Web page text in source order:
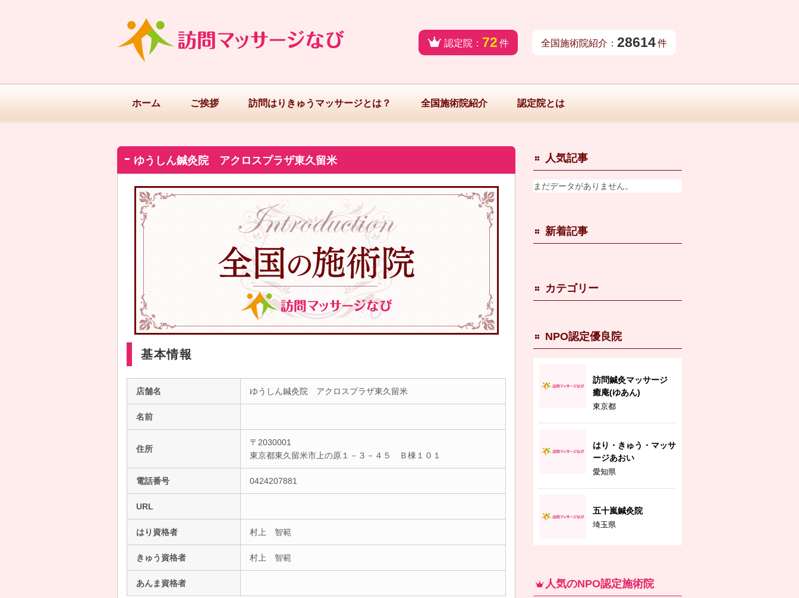
認定院： 72 件 全国施術院紹介： 28614件
ホーム ご挨拶 訪問はりきゅうマッサージとは？ 全国施術院紹介 認定院とは
ゆうしん鍼灸院 アクロスプラザ東久留米
基本情報
店舗名 ゆうしん鍼灸院 アクロスプラザ東久留米
名前
住所
〒2030001
東京都東久留米市上の原１－３－４５ Ｂ棟１０１
電話番号 0424207881
URL
はり資格者 村上 智範
きゅう資格者 村上 智範
あんま資格者
人気記事
まだデータがありません。
新着記事
カテゴリー
NPO認定優良院
訪問鍼灸マッサージ
癒庵(ゆあん)
東京都
はり・きゅう・マッサ
ージあおい
愛知県
五十嵐鍼灸院
埼玉県
人気のNPO認定施術院